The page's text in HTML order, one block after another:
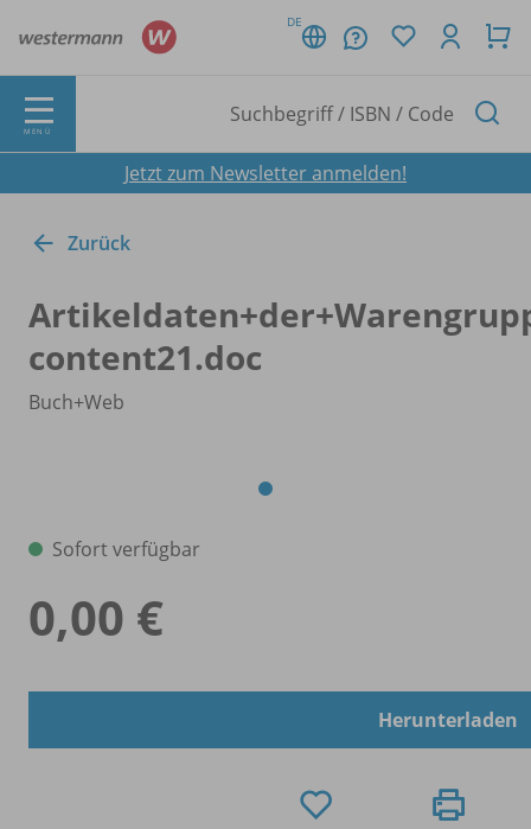
DE
MENÜ
Jetzt zum Newsletter anmelden!
Zurück
content21.doc
Buch+Web
Sofort verfügbar
0,00 €
Herunterladen